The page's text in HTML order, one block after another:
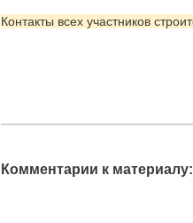
Контакты всех участников
Комментарии к материалу: